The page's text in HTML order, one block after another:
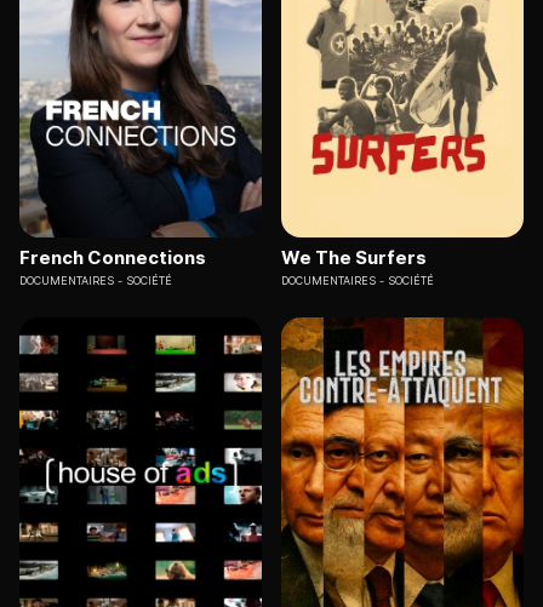
French Connections
DOCUMENTAIRES SOCIÉTÉ
We The Surfers
DOCUMENTAIRES SOCIÉTÉ